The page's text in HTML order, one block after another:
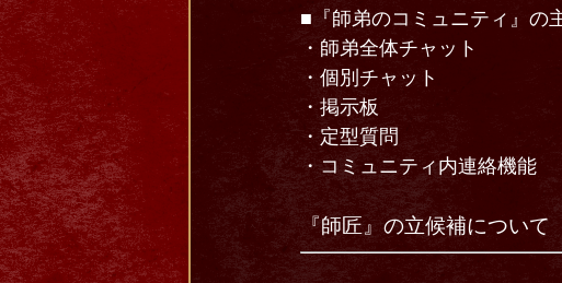
■『師弟のコミュニティ』の
・師弟全体チャット
・個別チャット
・掲示板
・定型質問
・コミュニティ内連絡機能
『師匠』の立候補について